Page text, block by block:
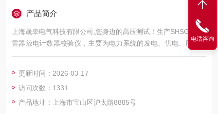
产品简介
上海晟皋电气科技有限公司,您身边的高压测试！生产SHSG-JS避
雷器放电计数器校验仪，主要为电力系统的发电、供电、用电部
门，科研机构与电力设备相关的生产企业，提供的高压试验设备
更新时间：2026-03-17
访问次数：1331
产品地址：上海市宝山区沪太路8885号
电话咨询